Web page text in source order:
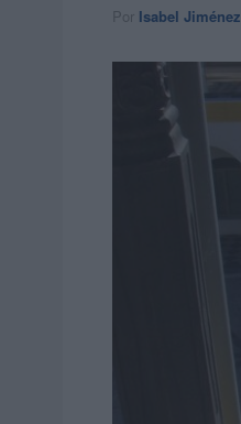
Por Isabel Jiménez